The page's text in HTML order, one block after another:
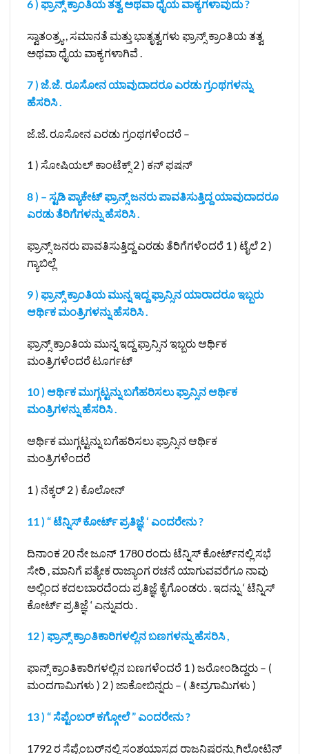
6 ) ಫ್ರಾನ್ಸ್ ಕ್ರಾಂತಿಯ ತತ್ವ ಅಥವಾ ಧೈಯ ವಾಕ್ಯಗಳಾವುದು ?
ಸ್ವಾತಂತ್ರ್ಯ , ಸಮಾನತೆ ಮತ್ತು ಭಾತೃತ್ವಗಳು ಫ್ರಾನ್ಸ್ ಕ್ರಾಂತಿಯ ತತ್ವ
ಅಥವಾ ಧೈಯ ವಾಕ್ಯಗಳಾಗಿವೆ .
7 ) ಜೆ.ಜೆ. ರೂಸೋನ ಯಾವುದಾದರೂ ಎರಡು ಗ್ರಂಥಗಳನ್ನು
ಹೆಸರಿಸಿ .
ಜೆ.ಜೆ. ರೂಸೋನ ಎರಡು ಗ್ರಂಥಗಳೆಂದರೆ –
1 ) ಸೋಷಿಯಲ್ ಕಾಂಟೆಕ್ಸ್ 2 ) ಕನ್ ಫಷನ್
8 ) – ಸ್ಟಡಿ ಪ್ಯಾಕೇಟ್ ಫ್ರಾನ್ಸ್ ಜನರು ಪಾವತಿಸುತ್ತಿದ್ದ ಯಾವುದಾದರೂ
ಎರಡು ತೆರಿಗೆಗಳನ್ನು ಹೆಸರಿಸಿ .
ಫ್ರಾನ್ಸ್ ಜನರು ಪಾವತಿಸುತ್ತಿದ್ದ ಎರಡು ತೆರಿಗೆಗಳೆಂದರೆ 1 ) ಟೈಲೆ 2 )
ಗ್ಯಾಬಿಲ್ಲೆ
9 ) ಫ್ರಾನ್ಸ್ ಕ್ರಾಂತಿಯ ಮುನ್ನ ಇದ್ದ ಫ್ರಾನ್ಸಿನ ಯಾರಾದರೂ ಇಬ್ಬರು
ಆರ್ಥಿಕ ಮಂತ್ರಿಗಳನ್ನು ಹೆಸರಿಸಿ .
ಫ್ರಾನ್ಸ್ ಕ್ರಾಂತಿಯ ಮುನ್ನ ಇದ್ದ ಫ್ರಾನ್ಸಿನ ಇಬ್ಬರು ಆರ್ಥಿಕ
ಮಂತ್ರಿಗಳೆಂದರೆ ಟೂರ್ಗಟ್
10 ) ಆರ್ಥಿಕ ಮುಗ್ಗಟ್ಟನ್ನು ಬಗೆಹರಿಸಲು ಫ್ರಾನ್ಸಿನ ಆರ್ಥಿಕ
ಮಂತ್ರಿಗಳನ್ನು ಹೆಸರಿಸಿ .
ಆರ್ಥಿಕ ಮುಗ್ಗಟ್ಟನ್ನು ಬಗೆಹರಿಸಲು ಫ್ರಾನ್ಸಿನ ಆರ್ಥಿಕ
ಮಂತ್ರಿಗಳೆಂದರೆ
1 ) ನೆಕ್ಕರ್ 2 ) ಕೊಲೋನ್
11 ) “ ಟೆನ್ನಿಸ್ ಕೋರ್ಟ್ ಪ್ರತಿಜ್ಞೆ ‘ ಎಂದರೇನು ?
ದಿನಾಂಕ 20 ನೇ ಜೂನ್ 1780 ರಂದು ಟೆನ್ನಿಸ್ ಕೋರ್ಟ್‌ನಲ್ಲಿ ಸಭೆ
ಸೇರಿ , ಮಾನಿಗೆ ಪತ್ಯೇಕ ರಾಜ್ಯಾಂಗ ರಚನೆ ಯಾಗುವವರೆಗೂ ನಾವು
ಅಲ್ಲಿಂದ ಕದಲಬಾರದೆಂದು ಪ್ರತಿಜ್ಞೆ ಕೈಗೊಂಡರು . ಇದನ್ನು ‘ ಟೆನ್ನಿಸ್
ಕೋರ್ಟ್ ಪ್ರತಿಜ್ಞೆ ‘ ಎನ್ನುವರು .
12 ) ಫ್ರಾನ್ಸ್‌ ಕ್ರಾಂತಿಕಾರಿಗಳಲ್ಲಿನ ಬಣಗಳನ್ನು ಹೆಸರಿಸಿ ,
ಫಾನ್ಸ್ ಕ್ರಾಂತಿಕಾರಿಗಳಲ್ಲಿನ ಬಣಗಳೆಂದರೆ 1 ) ಜರೋಂಡಿದ್ದರು – (
ಮಂದಗಾಮಿಗಳು ) 2 ) ಜಾಕೋಬಿನ್ನರು – ( ತೀವ್ರಗಾಮಿಗಳು )
13 ) “ ಸೆಪ್ಟೆಂಬರ್ ಕಗ್ಗೋಲೆ ” ಎಂದರೇನು ?
1792 ರ ಸೆಪ್ಟೆಂಬರ್‌ನಲ್ಲಿ ಸಂಶಯಾಸ್ಪದ ರಾಜನಿಷ್ಠರನ್ನು ಗಿಲೋಟಿನ್